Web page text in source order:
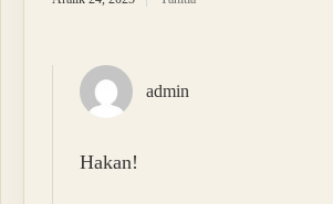
admin
Hakan!